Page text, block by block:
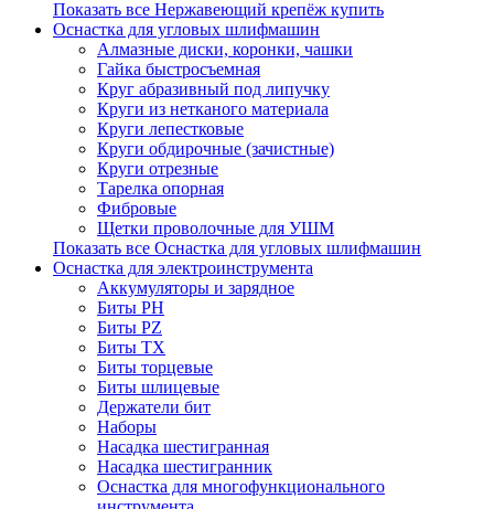
Показать все Нержавеющий крепёж купить
Оснастка для угловых шлифмашин
Алмазные диски, коронки, чашки
Гайка быстросъемная
Круг абразивный под липучку
Круги из нетканого материала
Круги лепестковые
Круги обдирочные (зачистные)
Круги отрезные
Тарелка опорная
Фибровые
Щетки проволочные для УШМ
Показать все Оснастка для угловых шлифмашин
Оснастка для электроинструмента
Аккумуляторы и зарядное
Биты PH
Биты PZ
Биты TX
Биты торцевые
Биты шлицевые
Держатели бит
Наборы
Насадка шестигранная
Насадка шестигранник
Оснастка для многофункционального